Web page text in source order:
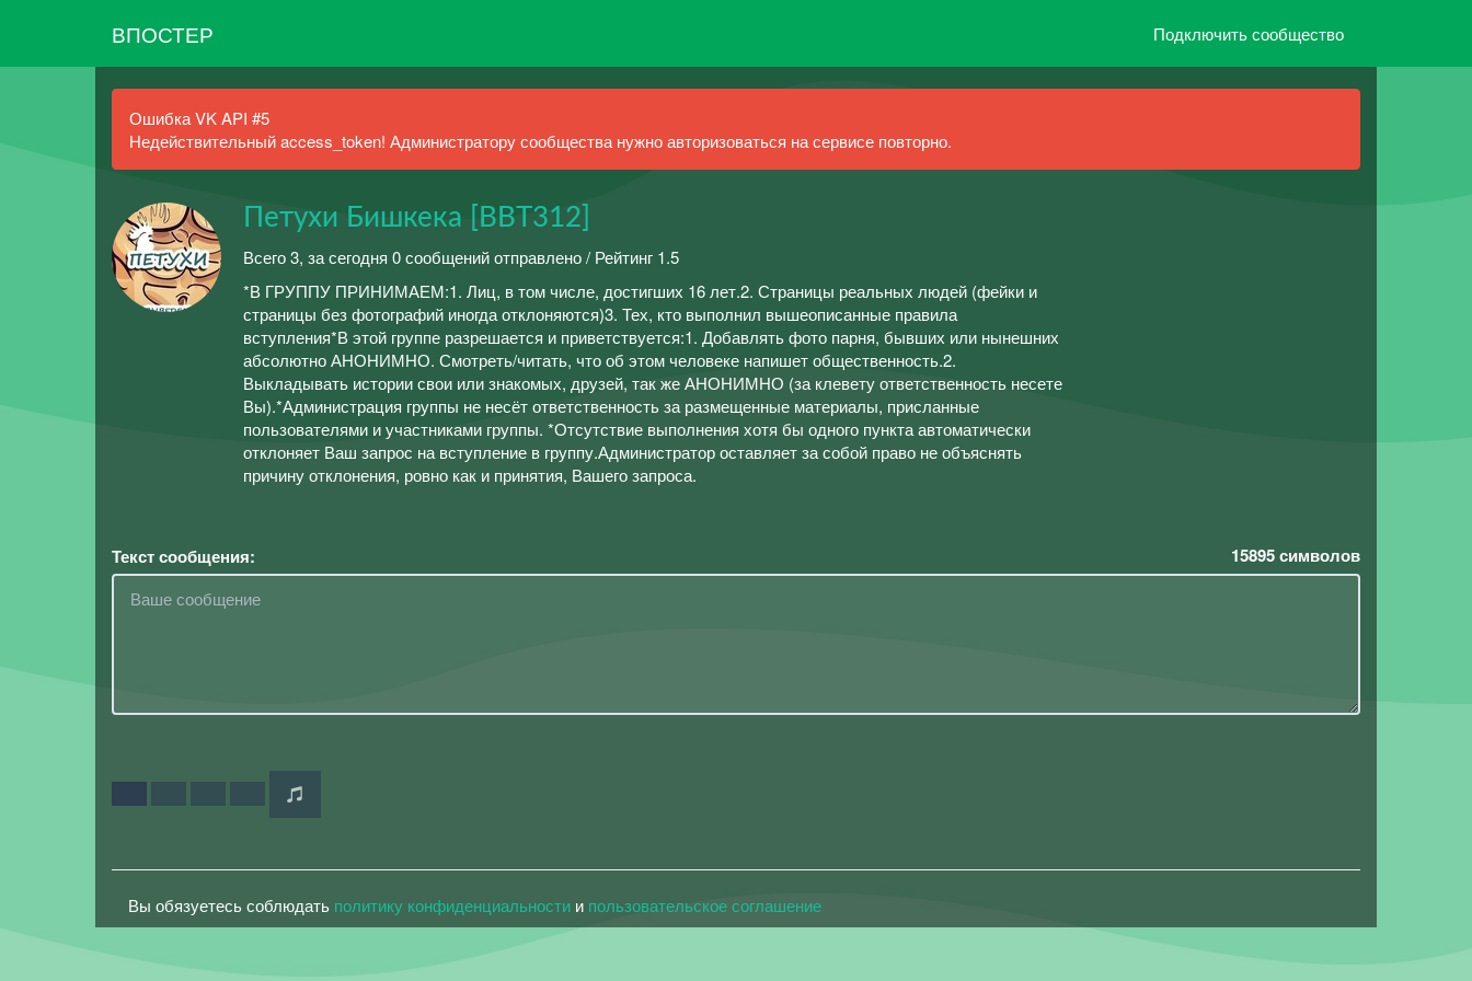
ВПОСТЕР Подключить сообщество
Ошибка VK API #5
Недействительный access_token! Администратору сообщества нужно авторизоваться на сервисе повторно.
Петухи Бишкека [ВВТ312]
Всего 3, за сегодня 0 сообщений отправлено / Рейтинг 1.5
*В ГРУППУ ПРИНИМАЕМ:1. Лиц, в том числе, достигших 16 лет.2. Страницы реальных людей (фейки и
страницы без фотографий иногда отклоняются)3. Тех, кто выполнил вышеописанные правила
вступления*В этой группе разрешается и приветствуется:1. Добавлять фото парня, бывших или нынешних
абсолютно АНОНИМНО. Смотреть/читать, что об этом человеке напишет общественность.2.
Выкладывать истории свои или знакомых, друзей, так же АНОНИМНО (за клевету ответственность несете
Вы).*Администрация группы не несёт ответственность за размещенные материалы, присланные
пользователями и участниками группы. *Отсутствие выполнения хотя бы одного пункта автоматически
отклоняет Ваш запрос на вступление в группу.Администратор оставляет за собой право не объяснять
причину отклонения, ровно как и принятия, Вашего запроса.
Текст сообщения: 15895символов
Вы обязуетесь соблюдать политику конфиденциальности и пользовательское соглашение